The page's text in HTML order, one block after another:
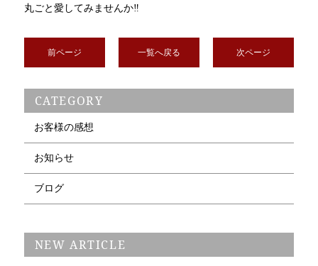
丸ごと愛してみませんか‼️
前ページ 一覧へ戻る 次ページ
CATEGORY
お客様の感想
お知らせ
ブログ
NEW ARTICLE